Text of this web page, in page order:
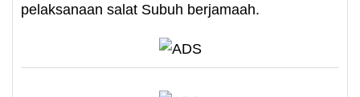
pelaksanaan salat Subuh berjamaah.